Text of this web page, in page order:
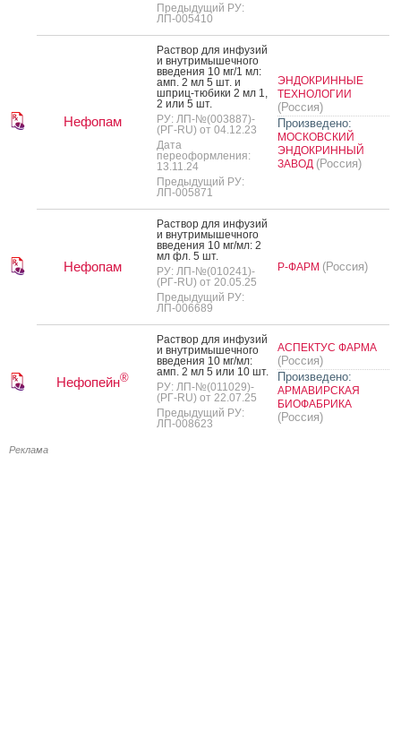
Предыдущий РУ:
ЛП-005410
Нефопам
Рас­твор для ин­фу­зий
и внут­ри­мышеч­но­го
вве­дения 10 мг/1 мл:
амп. 2 мл 5 шт. и
шприц-тю­бики 2 мл 1,
2 или 5 шт.
РУ: ЛП-№(003887)-
(РГ-RU) от 04.12.23
Дата
переоформления:
13.11.24
Предыдущий РУ:
ЛП-005871
ЭНДОКРИННЫЕ
ТЕХНОЛОГИИ
(Россия)
Произведено:
МОСКОВСКИЙ
ЭНДОКРИННЫЙ
ЗАВОД (Россия)
Нефопам
Рас­твор для ин­фу­зий
и внут­ри­мышеч­но­го
вве­дения 10 мг/мл: 2
мл фл. 5 шт.
РУ: ЛП-№(010241)-
(РГ-RU) от 20.05.25
Предыдущий РУ:
ЛП-006689
Р-ФАРМ (Россия)
Нефопейн®
Рас­твор для ин­фу­зий
и внут­ри­мышеч­но­го
вве­дения 10 мг/мл:
амп. 2 мл 5 или 10 шт.
РУ: ЛП-№(011029)-
(РГ-RU) от 22.07.25
Предыдущий РУ:
ЛП-008623
АСПЕКТУС ФАРМА
(Россия)
Произведено:
АРМАВИРСКАЯ
БИОФАБРИКА
(Россия)
Реклама